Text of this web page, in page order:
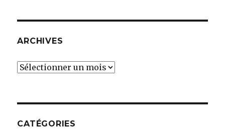
ARCHIVES
Archives
CATÉGORIES